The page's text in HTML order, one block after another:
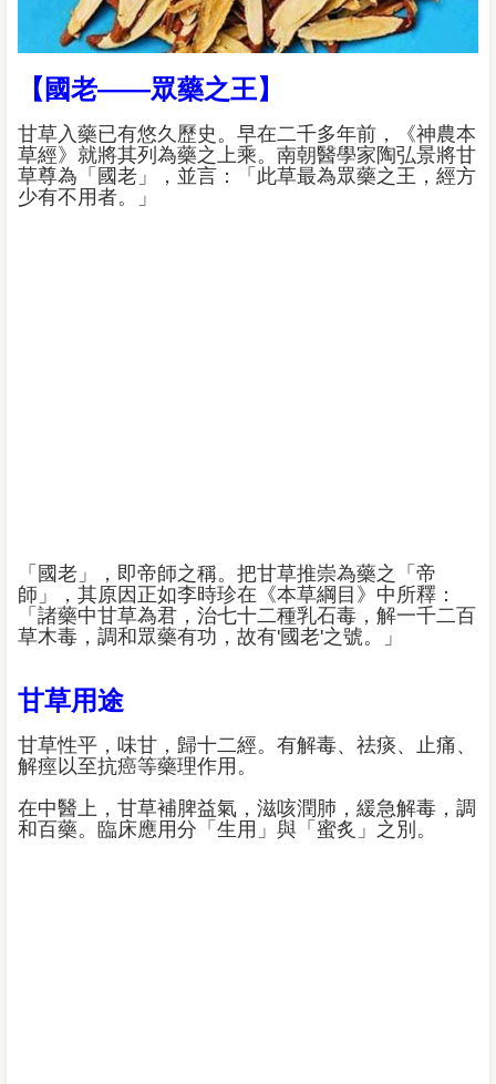
【國老——眾藥之王】
甘草入藥已有悠久歷史。早在二千多年前，《神農本
草經》就將其列為藥之上乘。南朝醫學家陶弘景將甘
草尊為「國老」，並言：「此草最為眾藥之王，經方
少有不用者。」
「國老」，即帝師之稱。把甘草推崇為藥之「帝
師」，其原因正如李時珍在《本草綱目》中所釋：
「諸藥中甘草為君，治七十二種乳石毒，解一千二百
草木毒，調和眾藥有功，故有'國老'之號。」
甘草用途
甘草性平，味甘，歸十二經。有解毒、祛痰、止痛、
解痙以至抗癌等藥理作用。
在中醫上，甘草補脾益氣，滋咳潤肺，緩急解毒，調
和百藥。臨床應用分「生用」與「蜜炙」之別。